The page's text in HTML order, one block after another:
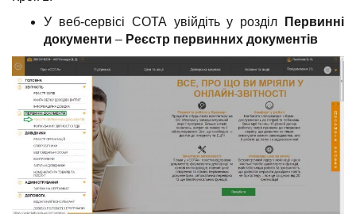
У веб-сервісі СОТА увійдіть у розділ
Первинні
документи – Реєстр первинних документів